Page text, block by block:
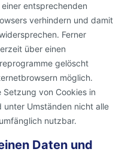
entsprechenden
verhindern und damit
Ferner
über einen
gelöscht
möglich.
von Cookies in
Umständen nicht alle
nutzbar.
Daten und